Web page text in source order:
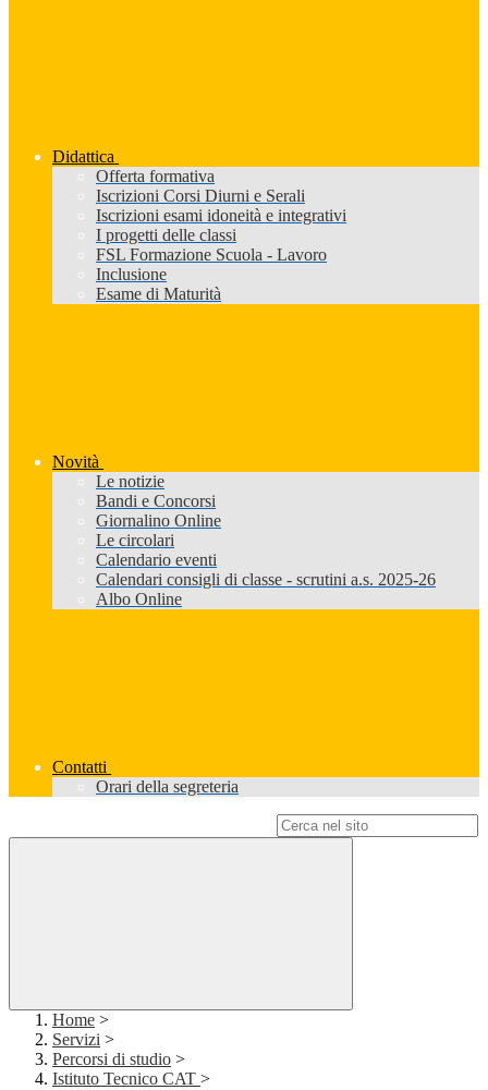
Didattica
Offerta formativa
Iscrizioni Corsi Diurni e Serali
Iscrizioni esami idoneità e integrativi
I progetti delle classi
FSL Formazione Scuola - Lavoro
Inclusione
Esame di Maturità
Novità
Le notizie
Bandi e Concorsi
Giornalino Online
Le circolari
Calendario eventi
Calendari consigli di classe - scrutini a.s. 2025-26
Albo Online
Contatti
Orari della segreteria
Home >
Servizi >
Percorsi di studio >
Istituto Tecnico CAT >